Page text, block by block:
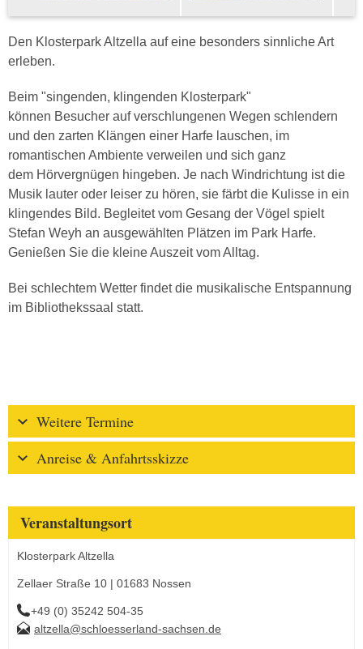
Den Klosterpark Altzella auf eine besonders sinnliche Art
erleben.
Beim "singenden, klingenden Klosterpark"
können Besucher auf verschlungenen Wegen schlendern
und den zarten Klängen einer Harfe lauschen, im
romantischen Ambiente verweilen und sich ganz
dem Hörvergnügen hingeben. Je nach Windrichtung ist die
Musik lauter oder leiser zu hören, sie färbt die Kulisse in ein
klingendes Bild. Begleitet vom Gesang der Vögel spielt
Stefan Weyh an ausgewählten Plätzen im Park Harfe.
Genießen Sie die kleine Auszeit vom Alltag.
Bei schlechtem Wetter findet die musikalische Entspannung
im Bibliothekssaal statt.
Weitere Termine
Anreise & Anfahrtsskizze
Veranstaltungsort
Klosterpark Altzella
Zellaer Straße 10 | 01683 Nossen
+49 (0) 35242 504-35
altzella@schloesserland-sachsen.de